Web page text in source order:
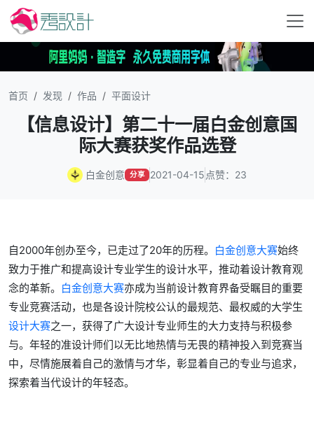
首页 发现 作品 平面设计
【信息设计】第二十一届白金创意国
际大赛获奖作品选登
白金创意 分享 2021-04-15 点赞：23
自2000年创办至今，已走过了20年的历程。 白金创意大赛始终
致力于推广和提高设计专业学生的设计水平，推动着设计教育观
念的革新。 白金创意大赛亦成为当前设计教育界备受瞩目的重要
专业竞赛活动，也是各设计院校公认的最规范、最权威的大学生
设计大赛之一，获得了广大设计专业师生的大力支持与积极参
与。年轻的准设计师们以无比地热情与无畏的精神投入到竞赛当
中，尽情施展着自己的激情与才华，彰显着自己的专业与追求，
探索着当代设计的年轻态。